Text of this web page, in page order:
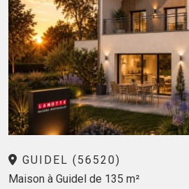
GUIDEL (56520)
Maison à Guidel de 135 m²